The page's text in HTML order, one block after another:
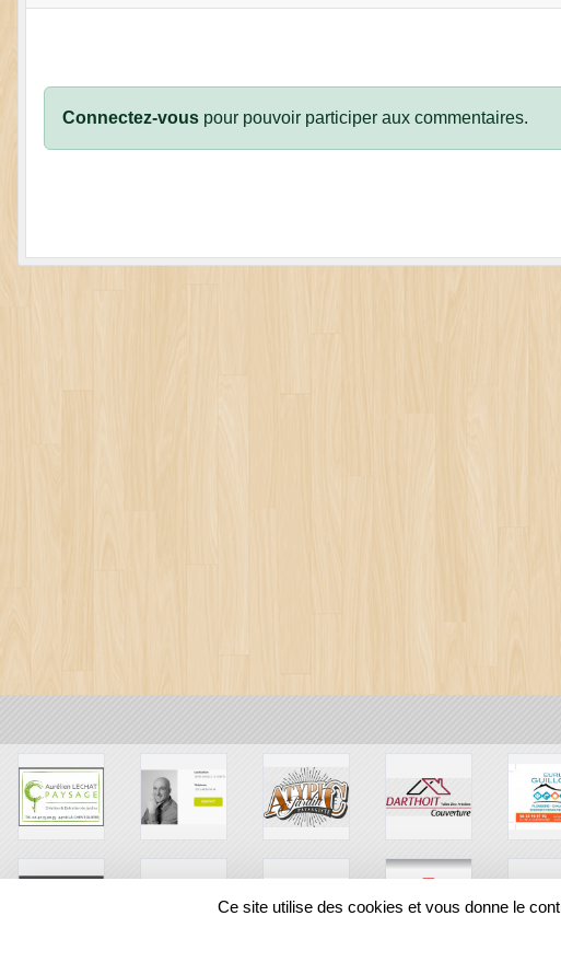
Connectez-vous pour pouvoir participer aux commentaires.
Ce site utilise des cookies et vous donne le